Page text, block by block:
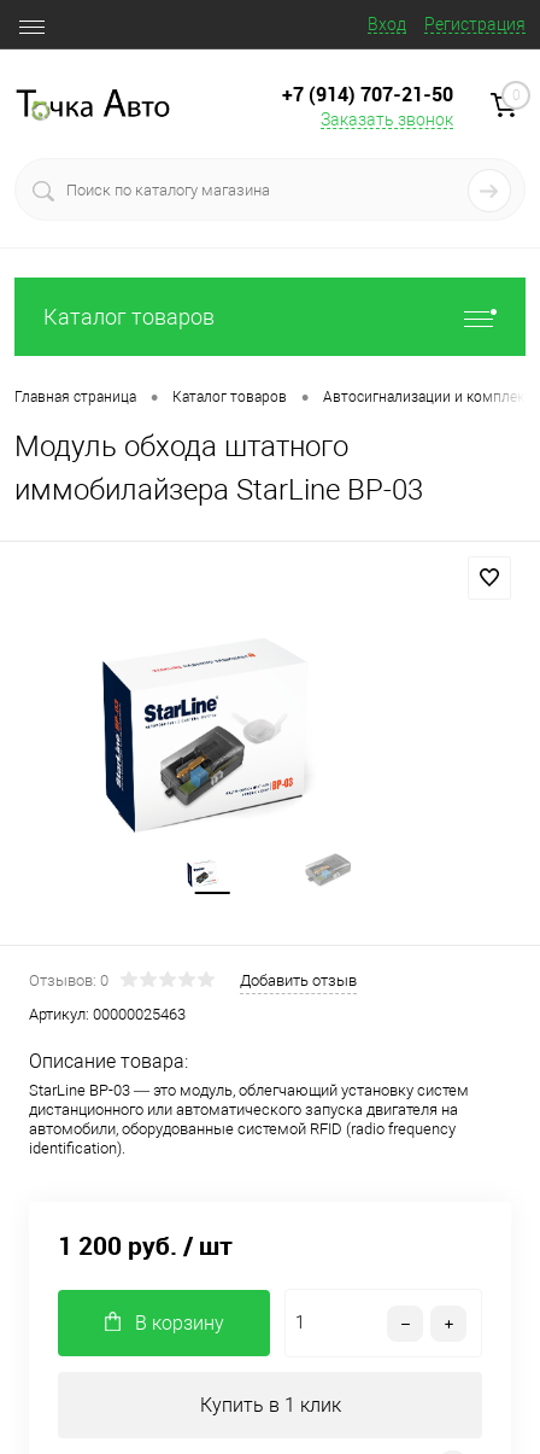
Вход Регистрация
+7 (914) 707‒21‒50
Заказать звонок
0
Каталог товаров
Главная страница • Каталог товаров • Автосигнализации и
Модуль обхода штатного
иммобилайзера StarLine ВР-03
Отзывов: 0
Добавить отзыв
Артикул: 00000025463
Описание товара:
StarLine BP-03 — это модуль, облегчающий установку систем
дистанционного или автоматического запуска двигателя на
автомобили, оборудованные системой RFID (radio frequency
identification).
1 200 руб. / шт
В корзину
Купить в 1 клик